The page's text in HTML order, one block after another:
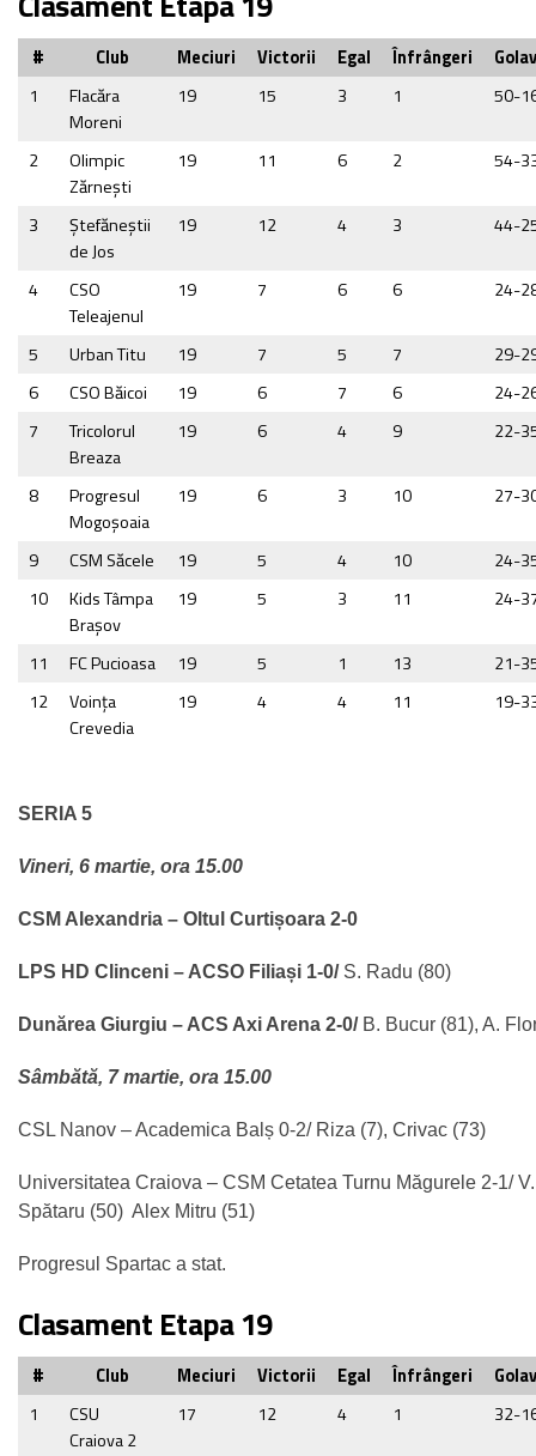
# Club Meciuri Victorii Egal Înfrângeri
1
Flacăra
Moreni
19 15 3 1 50-
2
Olimpic
Zărneşti
19 11 6 2 54-
3
Ştefăneştii
de Jos
19 12 4 3 44-
4
CSO
Teleajenul
19 7 6 6 24-
5 Urban Titu 19 7 5 7
29-
6
CSO Băicoi 19 6 7 6
24-
7
Tricolorul
Breaza
19 6 4 9 22-
8
Progresul
Mogoşoaia
19 6 3 10 27-
9 CSM Săcele 19 5 4 10
24-
10
Kids Tâmpa
Braşov
19 5 3 11 24-
11 FC Pucioasa 19 5 1 13
21-
12
Voința
Crevedia
19 4 4 11 19-
SERIA 5
Vineri, 6 martie, ora 15.00
CSM Alexandria – Oltul Curtișoara 2-0
LPS HD Clinceni – ACSO Filiași 1-0/S. Radu (80)
Dunărea Giurgiu – ACS Axi Arena 2-0/ B. Bucur (81), A.
Sâmbătă, 7 martie, ora 15.00
CSL Nanov – Academica Balș 0-2/ Riza (7), Crivac (73)
Universitatea Craiova – CSM Cetatea Turnu Măgurele 2-1/
Spătaru (50) Alex Mitru (51)
Progresul Spartac a stat.
Clasament Etapa 19
# Club Meciuri Victorii Egal Înfrângeri
1
CSU
Craiova 2
17 12 4 1 32-